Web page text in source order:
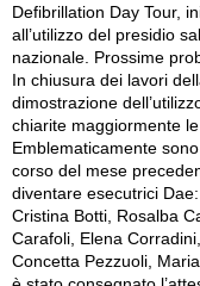
Defibrillation Day Tour,
all’utilizzo del presidio
nazionale. Prossime
In chiusura dei lavori
dimostrazione
chiarite maggiormente
Emblematicamente
corso del mese
diventare esecutrici
Cristina Botti, Rosalba
Carafoli, Elena
Concetta Pezzuoli,